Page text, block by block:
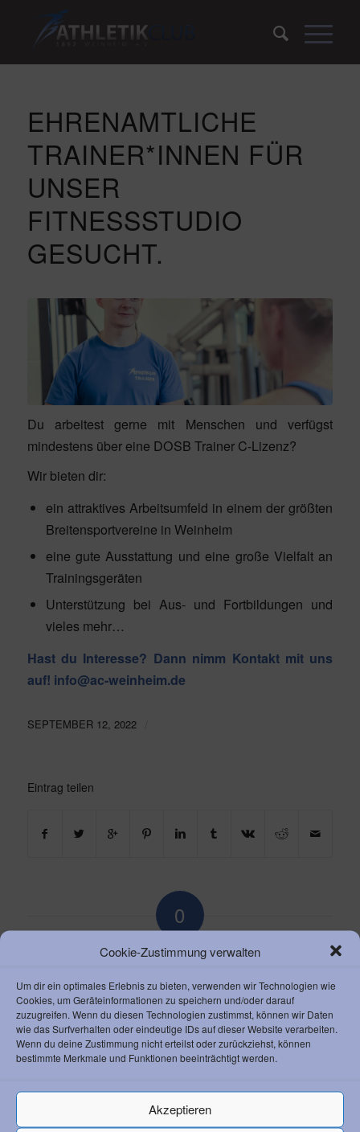
Cookie-Zustimmung verwalten
Um dir ein optimales Erlebnis zu bieten, verwenden wir Technologien wie
Cookies, um Geräteinformationen zu speichern und/oder darauf
zuzugreifen. Wenn du diesen Technologien zustimmst, können wir Daten
wie das Surfverhalten oder eindeutige IDs auf dieser Website verarbeiten.
Wenn du deine Zustimmung nicht erteilst oder zurückziehst, können
bestimmte Merkmale und Funktionen beeinträchtigt werden.
Akzeptieren
EHRENAMTLICHE
TRAINER*INNEN FÜR
UNSER
FITNESSSTUDIO
GESUCHT.
Du arbeitest gerne mit Menschen und verfügst
mindestens über eine DOSB Trainer C-Lizenz?
Wir bieten dir:
ein attraktives Arbeitsumfeld in einem der größten
Breitensportvereine in Weinheim
eine gute Ausstattung und eine große Vielfalt an
Trainingsgeräten
Unterstützung bei Aus- und Fortbildungen und
vieles mehr…
Hast du Interesse? Dann nimm Kontakt mit uns
auf! info@ac-weinheim.de
SEPTEMBER 12, 2022
Eintrag teilen
0
KOMMENTARE
Dein Kommentar
An Diskussion beteiligen?
Hinterlasse uns Deinen Kommentar!